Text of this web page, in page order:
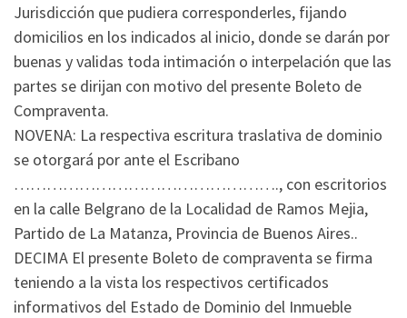
Jurisdicción que pudiera corresponderles, fijando
domicilios en los indicados al inicio, donde se darán por
buenas y validas toda intimación o interpelación que las
partes se dirijan con motivo del presente Boleto de
Compraventa.
NOVENA: La respectiva escritura traslativa de dominio
se otorgará por ante el Escribano
…………………………………………., con escritorios
en la calle Belgrano de la Localidad de Ramos Mejia,
Partido de La Matanza, Provincia de Buenos Aires..
DECIMA El presente Boleto de compraventa se firma
teniendo a la vista los respectivos certificados
informativos del Estado de Dominio del Inmueble